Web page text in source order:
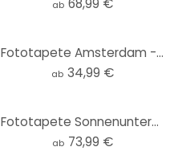
ab 68,99 €
Fototapete Amsterdam - Rund - Love your City - Selbstklebend/Vlies
ab 34,99 €
Fototapete Sonnenuntergang in Venedig - Zhang
ab 73,99 €